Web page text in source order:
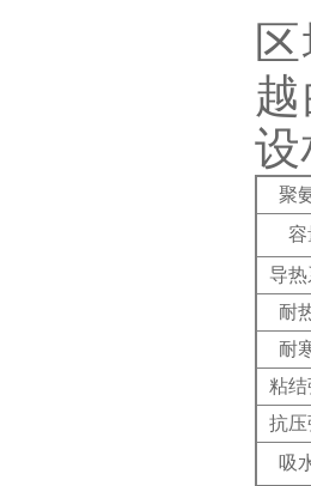
设
聚
容
导
耐
耐
粘
抗
吸